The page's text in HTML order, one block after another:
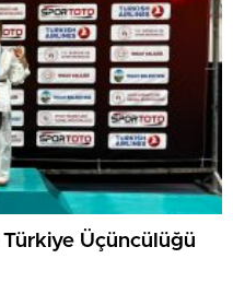
Türkiye Üçüncülüğü